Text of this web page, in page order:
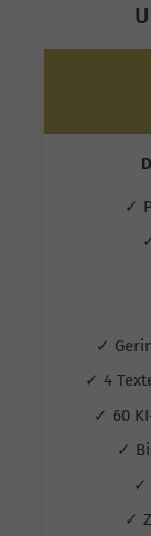
✓
✓
✓ 4
✓ 60
✓
✓
✓